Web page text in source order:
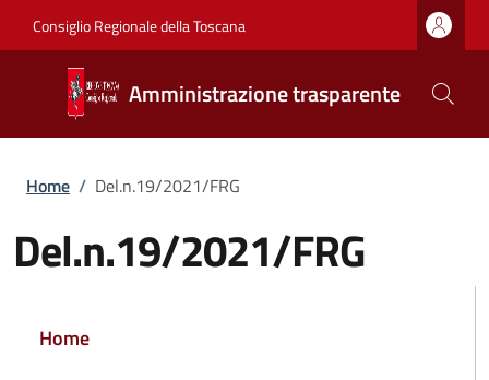
Consiglio Regionale della Toscana
Amministrazione trasparente
Briciole di pane
Home / Del.n.19/2021/FRG
Del.n.19/2021/FRG
NAVIGAZIONE PRINCIPALE
Home